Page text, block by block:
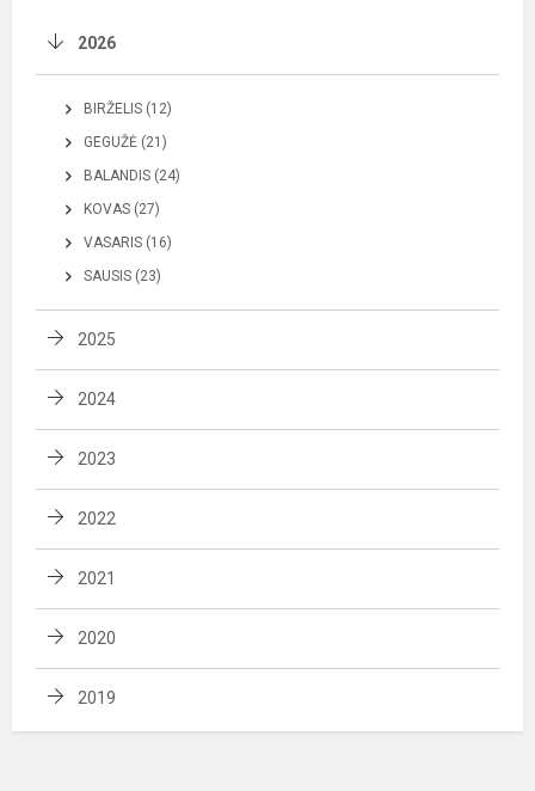
2026
BIRŽELIS (12)
GEGUŽĖ (21)
BALANDIS (24)
KOVAS (27)
VASARIS (16)
SAUSIS (23)
2025
2024
2023
2022
2021
2020
2019